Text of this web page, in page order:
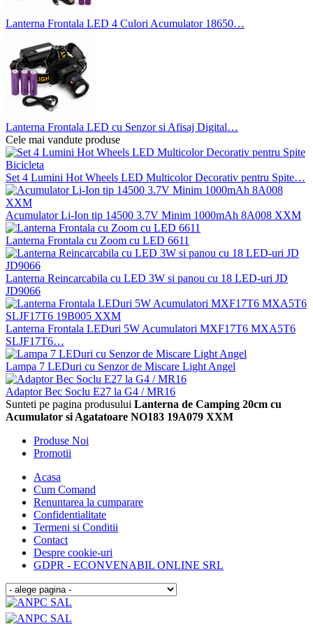
Lanterna Frontala LED 4 Culori Acumulator 18650…
Lanterna Frontala LED cu Senzor si Afisaj Digital…
Cele mai vandute produse
Set 4 Lumini Hot Wheels LED Multicolor Decorativ pentru Spite…
Acumulator Li-Ion tip 14500 3.7V Minim 1000mAh 8A008 XXM
Lanterna Frontala cu Zoom cu LED 6611
Lanterna Reincarcabila cu LED 3W si panou cu 18 LED-uri JD
JD9066
Lanterna Frontala LEDuri 5W Acumulatori MXF17T6 MXA5T6
SLJF17T6…
Lampa 7 LEDuri cu Senzor de Miscare Light Angel
Adaptor Bec Soclu E27 la G4 / MR16
Sunteti pe pagina produsului Lanterna de Camping 20cm cu
Acumulator si Agatatoare NO183 19A079 XXM
Produse Noi
Promotii
Acasa
Cum Comand
Renuntarea la cumparare
Confidentialitate
Termeni si Conditii
Contact
Despre cookie-uri
GDPR - ECONVENABIL ONLINE SRL